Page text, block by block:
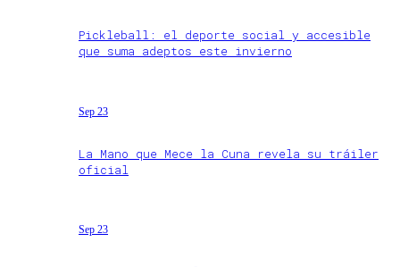
Pickleball: el deporte social y accesible
que suma adeptos este invierno
Sep 23
La Mano que Mece la Cuna revela su tráiler
oficial
Sep 23